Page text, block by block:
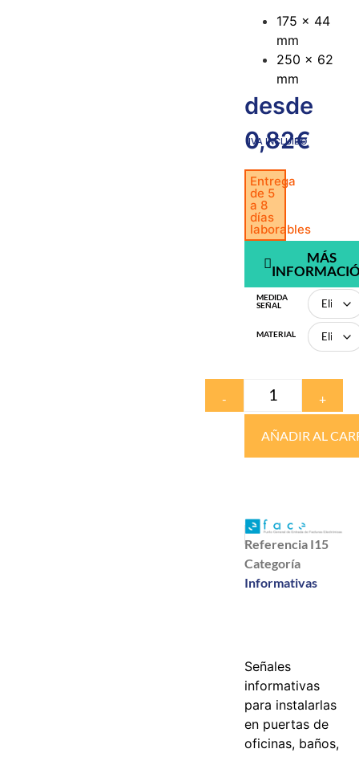
175 x 44
mm
250 x 62
mm
desde
0,82€
IVA INCLUIDO
Entrega
de 5
a 8
días
laborables
MÁS
MEDIDA
SEÑAL
MATERIAL
- +
AÑADIR AL
Referencia I15
Categoría
Informativas
Señales
informativas
para instalarlas
en puertas de
oficinas, baños,